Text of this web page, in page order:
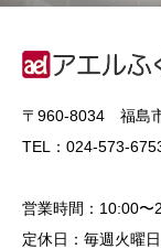
〒960-8034 福島
TEL：024-573-
営業時間：10:00
定休日：毎週火曜